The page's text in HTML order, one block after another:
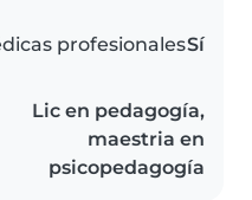
profesionalesSí
Lic en pedagogía,
maestria en
psicopedagogía